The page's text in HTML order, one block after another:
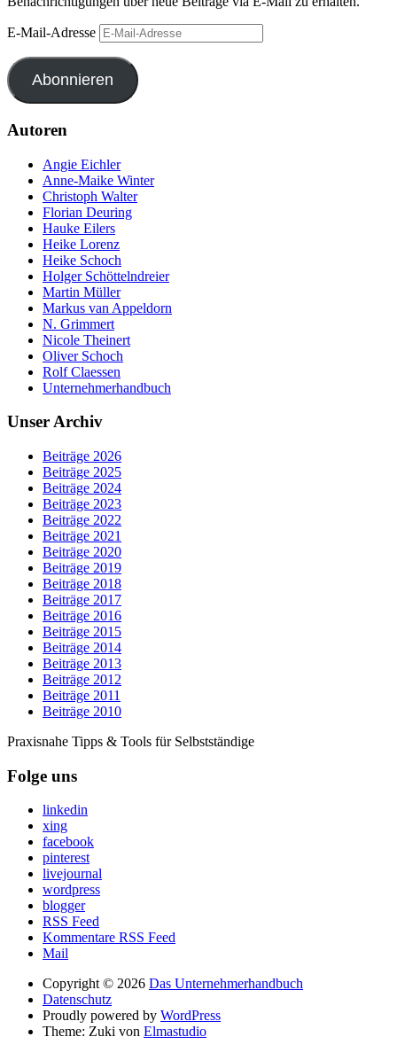
E-Mail-Adresse
Abonnieren
Autoren
Angie Eichler
Anne-Maike Winter
Christoph Walter
Florian Deuring
Hauke Eilers
Heike Lorenz
Heike Schoch
Holger Schöttelndreier
Martin Müller
Markus van Appeldorn
N. Grimmert
Nicole Theinert
Oliver Schoch
Rolf Claessen
Unternehmerhandbuch
Unser Archiv
Beiträge 2026
Beiträge 2025
Beiträge 2024
Beiträge 2023
Beiträge 2022
Beiträge 2021
Beiträge 2020
Beiträge 2019
Beiträge 2018
Beiträge 2017
Beiträge 2016
Beiträge 2015
Beiträge 2014
Beiträge 2013
Beiträge 2012
Beiträge 2011
Beiträge 2010
Praxisnahe Tipps & Tools für Selbstständige
Folge uns
linkedin
xing
facebook
pinterest
livejournal
wordpress
blogger
RSS Feed
Kommentare RSS Feed
Mail
Copyright © 2026 Das Unternehmerhandbuch
Datenschutz
Proudly powered by WordPress
Theme: Zuki von Elmastudio